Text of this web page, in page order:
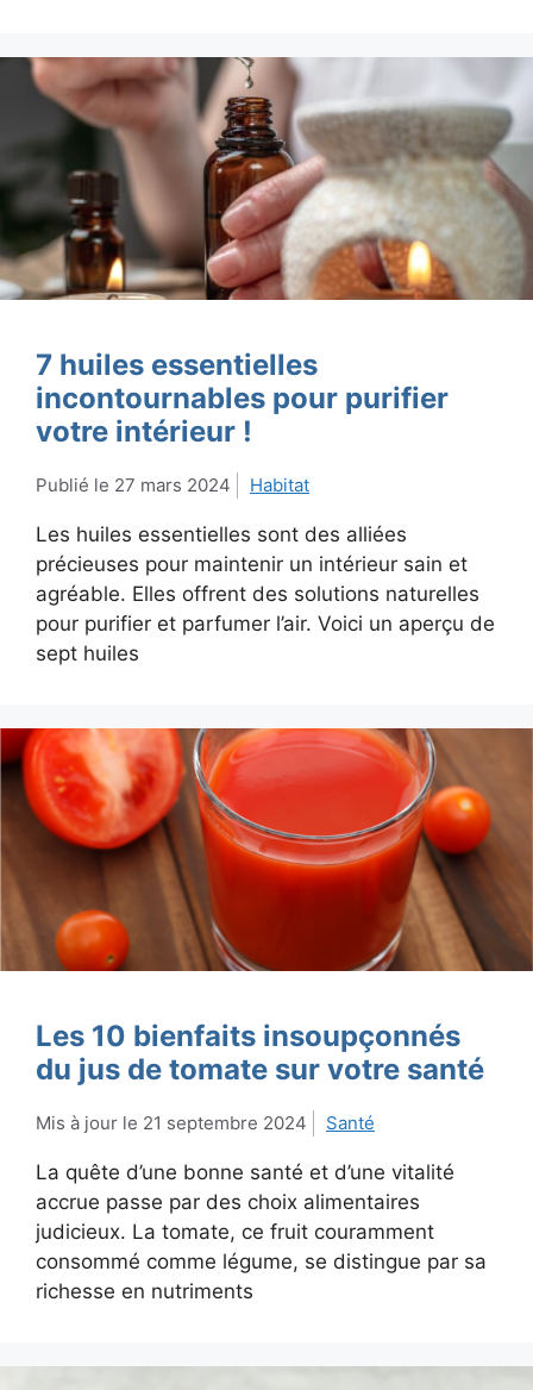
7 huiles essentielles
incontournables pour purifier
votre intérieur !
27 mars 2024 Habitat
Les huiles essentielles sont des alliées
précieuses pour maintenir un intérieur sain et
agréable. Elles offrent des solutions naturelles
pour purifier et parfumer l’air. Voici un aperçu de
sept huiles
Les 10 bienfaits insoupçonnés
du jus de tomate sur votre santé
21 septembre 2024 Santé
La quête d’une bonne santé et d’une vitalité
accrue passe par des choix alimentaires
judicieux. La tomate, ce fruit couramment
consommé comme légume, se distingue par sa
richesse en nutriments